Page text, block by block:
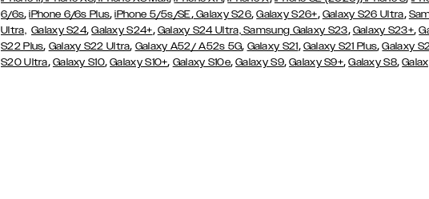
6/6s,iPhone 6/6s Plus,iPhone 5/5s/SE,Galaxy S26,Galaxy S26+, Galaxy S26 Ultra,
Ultra, Galaxy S24,Galaxy S24+, Galaxy S24 Ultra,Samsung Galaxy S23, Galaxy S23+,
S22 Plus, Galaxy S22 Ultra, Galaxy A52/ A52s 5G, Galaxy S21, Galaxy S21 Plus,Galaxy
S20 Ultra, Galaxy S10,Galaxy S10+, Galaxy S10e,Galaxy S9,Galaxy S9+,Galaxy S8,